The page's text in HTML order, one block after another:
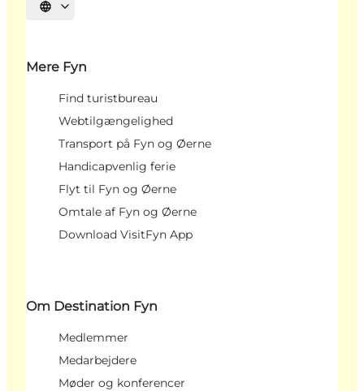
Vælg sprog
Mere Fyn
Find turistbureau
Webtilgængelighed
Transport på Fyn og Øerne
Handicapvenlig ferie
Flyt til Fyn og Øerne
Omtale af Fyn og Øerne
Download VisitFyn App
Om Destination Fyn
Medlemmer
Medarbejdere
Møder og konferencer